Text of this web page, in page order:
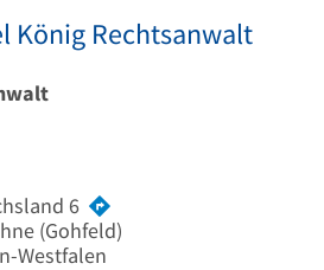
König Rechtsanwalt
6
(Gohfeld)
Westfalen